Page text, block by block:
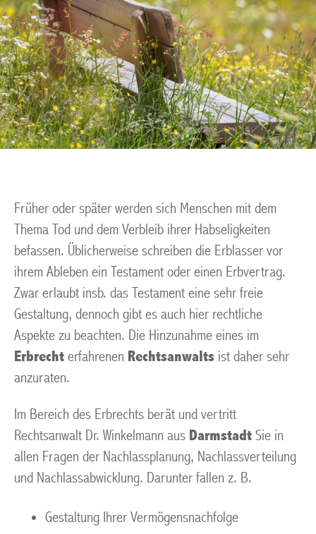
Früher oder später werden sich Menschen mit dem
Thema Tod und dem Verbleib ihrer Habseligkeiten
befassen. Üblicherweise schreiben die Erblasser vor
ihrem Ableben ein Testament oder einen Erbvertrag.
Zwar erlaubt insb. das Testament eine sehr freie
Gestaltung, dennoch gibt es auch hier rechtliche
Aspekte zu beachten. Die Hinzunahme eines im
Erbrecht erfahrenen Rechtsanwalts ist daher sehr
anzuraten.
Im Bereich des Erbrechts berät und vertritt
Rechtsanwalt Dr. Winkelmann aus Darmstadt Sie in
allen Fragen der Nachlassplanung, Nachlassverteilung
und Nachlassabwicklung. Darunter fallen z. B.
Gestaltung Ihrer Vermögensnachfolge